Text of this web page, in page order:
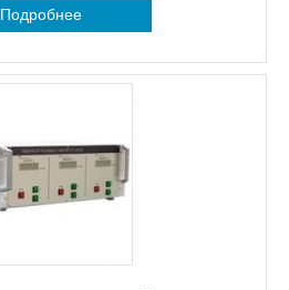
Подробнее